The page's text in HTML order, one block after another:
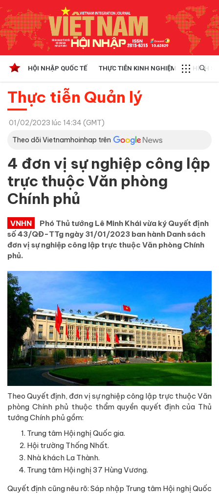
HỘI NHẬP QUỐC TẾ THỰC TIỄN KINH NGHIỆM CHÍNH
Thực tiễn Quản lý
01/02/2023 lúc 14:34 (GMT)
Theo dõi Vietnamhoinhap trên
4 đơn vị sự nghiệp công lập
trực thuộc Văn phòng
Chính phủ
VNHN
Phó Thủ tướng Lê Minh Khái vừa ký Quyết định
số 43/QĐ-TTg ngày 31/01/2023 ban hành Danh sách
đơn vị sự nghiệp công lập trực thuộc Văn phòng Chính
phủ.
Theo Quyết định, đơn vị sự nghiệp công lập trực thuộc Văn
phòng Chính phủ thuộc thẩm quyền quyết định của Thủ
tướng Chính phủ gồm:
Trung tâm Hội nghị Quốc gia.
Hội trường Thống Nhất.
Nhà khách La Thành.
Trung tâm Hội nghị 37 Hùng Vương.
Quyết định cũng nêu rõ: Sáp nhập Trung tâm Hội nghị Quốc